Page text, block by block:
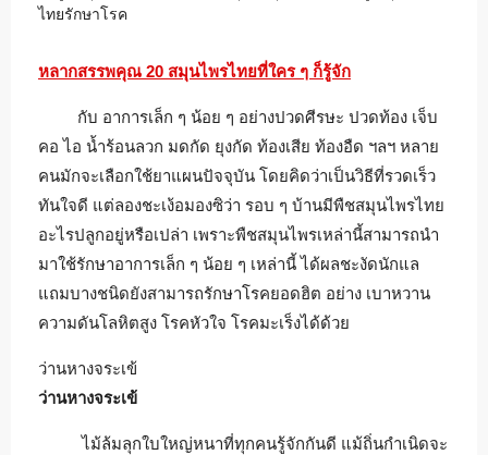
หลากสรรพคุณ 20 สมุนไพรไทยที่ใคร ๆ ก็รู้จัก
กับ อาการเล็ก ๆ น้อย ๆ อย่างปวดศีรษะ ปวดท้อง เจ็บ
คอ ไอ น้ำร้อนลวก มดกัด ยุงกัด ท้องเสีย ท้องอืด ฯลฯ หลาย
คนมักจะเลือกใช้ยาแผนปัจจุบัน โดยคิดว่าเป็นวิธีที่รวดเร็ว
ทันใจดี แต่ลองชะเง้อมองซิว่า รอบ ๆ บ้านมีพืชสมุนไพรไทย
อะไรปลูกอยู่หรือเปล่า เพราะพืชสมุนไพรเหล่านี้สามารถนำ
มาใช้รักษาอาการเล็ก ๆ น้อย ๆ เหล่านี้ ได้ผลชะงัดนักแล
แถมบางชนิดยังสามารถรักษาโรคยอดฮิต อย่าง เบาหวาน
ความดันโลหิตสูง โรคหัวใจ โรคมะเร็งได้ด้วย
ว่านหางจระเข้
ว่านหางจระเข้
ไม้ล้มลุกใบใหญ่หนาที่ทุกคนรู้จักกันดี แม้ถิ่นกำเนิดจะ